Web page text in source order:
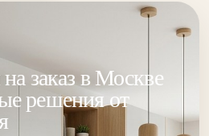
заказ в Москве
решения от